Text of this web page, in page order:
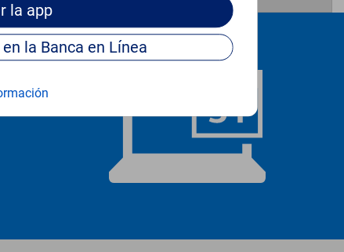
la app
Continúe para entrar en la Banca en Línea